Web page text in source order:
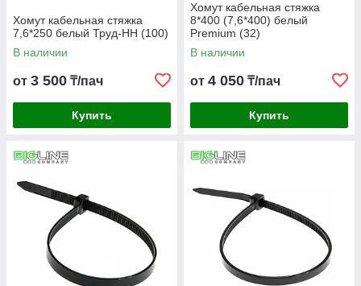
Хомут кабельная стяжка
7,6*250 белый Труд-НН (100)
В наличии
от 3 500 ₸/пач
Купить
Хомут кабельная стяжка
8*400 (7,6*400) белый
Premium (32)
В наличии
от 4 050 ₸/пач
Купить